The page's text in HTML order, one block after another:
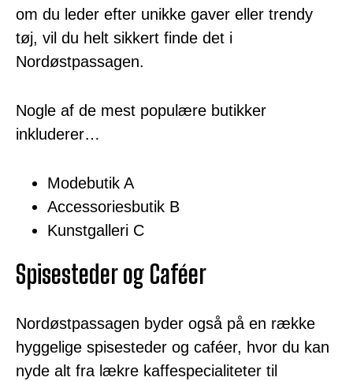
om du leder efter unikke gaver eller trendy
tøj, vil du helt sikkert finde det i
Nordøstpassagen.
Nogle af de mest populære butikker
inkluderer…
Modebutik A
Accessoriesbutik B
Kunstgalleri C
Spisesteder og Caféer
Nordøstpassagen byder også på en række
hyggelige spisesteder og caféer, hvor du kan
nyde alt fra lækre kaffespecialiteter til